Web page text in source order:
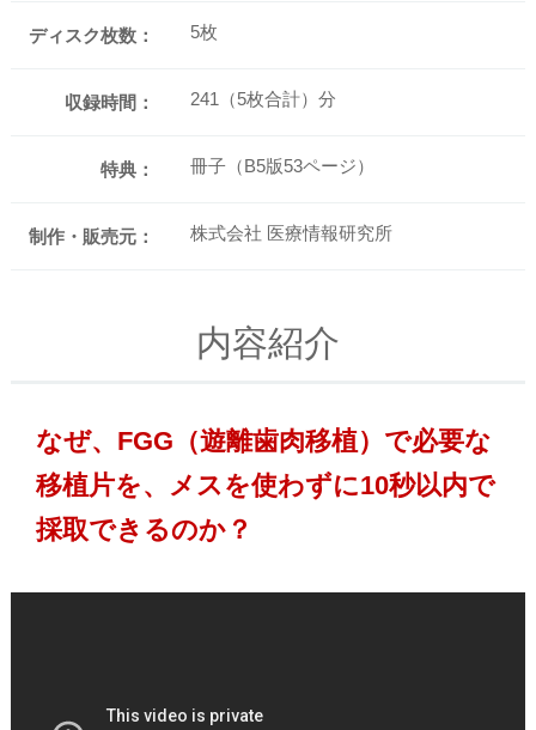
ディスク枚数： 5枚
収録時間： 241（5枚合計）分
特典： 冊子（B5版53ページ）
制作・販売元： 株式会社 医療情報研究所
内容紹介
なぜ、FGG（遊離歯肉移植）で必要な
移植片を、メスを使わずに10秒以内で
採取できるのか？